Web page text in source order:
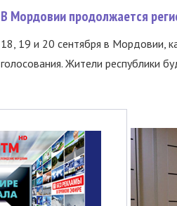
В Мордовии продолжается
18, 19 и 20 сентября в Мордовии,
голосования. Жители республики